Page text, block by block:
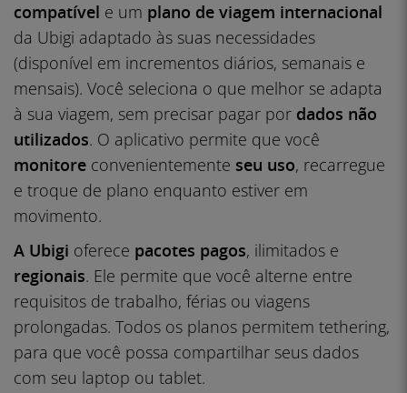
compatível e um plano de viagem internacional
da Ubigi adaptado às suas necessidades
(disponível em incrementos diários, semanais e
mensais). Você seleciona o que melhor se adapta
à sua viagem, sem precisar pagar por dados não
utilizados. O aplicativo permite que você
monitore convenientemente seu uso, recarregue
e troque de plano enquanto estiver em
movimento.
A Ubigi oferece pacotes pagos, ilimitados e
regionais. Ele permite que você alterne entre
requisitos de trabalho, férias ou viagens
prolongadas. Todos os planos permitem tethering,
para que você possa compartilhar seus dados
com seu laptop ou tablet.